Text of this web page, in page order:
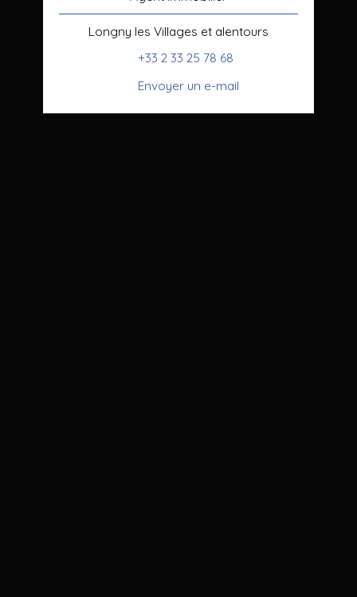
Longny les Villages et alentours
+33 2 33 25 78 68
Envoyer un e-mail